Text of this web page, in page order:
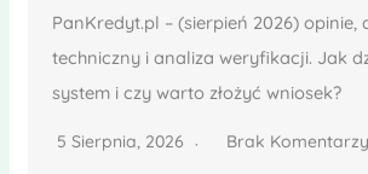
PanKredyt.pl – (sierpień 2026) opinie,
techniczny i analiza weryfikacji. Jak
system i czy warto złożyć wniosek?
5 Sierpnia, 2026 Brak Komentarzy